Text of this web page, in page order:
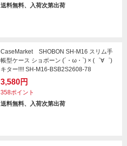
送料無料、入荷次第出荷
CaseMarket SHOBON SH-M16 スリム手
帳型ケース ショボーン (´・ω・`) × (゜∀゜)
キター!!!! SH-M16-BSB2S2608-78
3,580円
358ポイント
送料無料、入荷次第出荷